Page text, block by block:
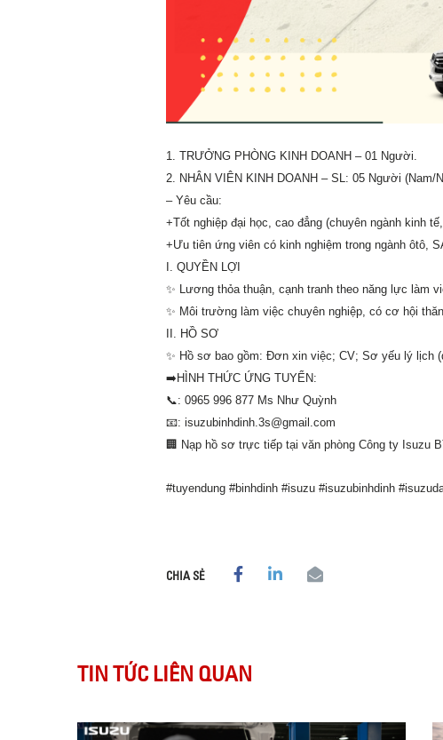
1. TRƯỞNG PHÒNG KINH DOANH – 01 Người.
2. NHÂN VIÊN KINH DOANH – SL: 05 Người (Nam/
– Yêu cầu:
+Tốt nghiệp đại học, cao đẳng (chuyên ngành kinh
+Ưu tiên ứng viên có kinh nghiệm trong ngành ôtô,
I. QUYỀN LỢI
✨ Lương thỏa thuận, cạnh tranh theo năng lực làm
✨ Môi trường làm việc chuyên nghiệp, có cơ hội
II. HỒ SƠ
✨ Hồ sơ bao gồm: Đơn xin việc; CV; Sơ yếu lý lịch
➡️HÌNH THỨC ỨNG TUYỂN:
📞: 0965 996 877 Ms Như Quỳnh
📧: isuzubinhdinh.3s@gmail.com
🏢 Nạp hồ sơ trực tiếp tại văn phòng Công ty Isuzu
#tuyendung #binhdinh #isuzu #isuzubinhdinh
CHIA SẺ
TIN TỨC LIÊN QUAN